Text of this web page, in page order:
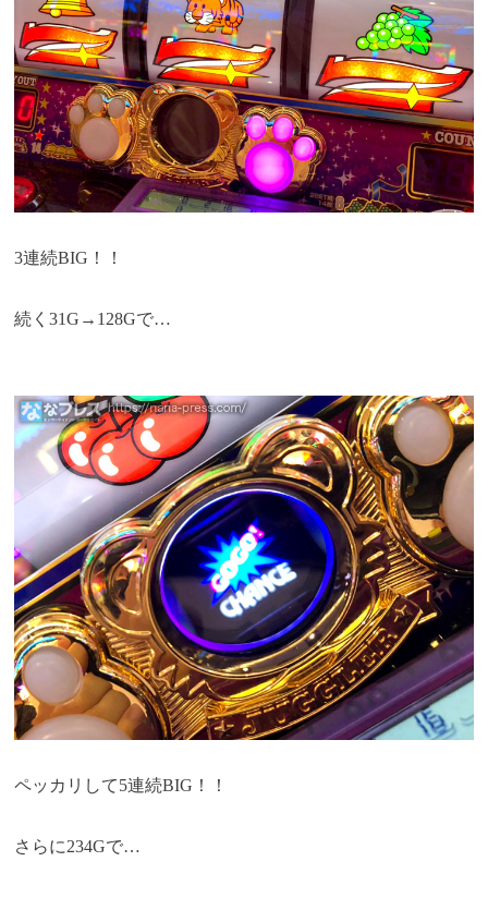
3連続BIG！！
続く31G→128Gで…
ペッカリして5連続BIG！！
さらに234Gで…